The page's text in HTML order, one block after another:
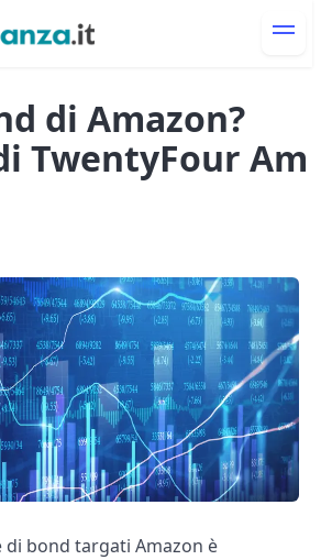
di Amazon?
TwentyFour Am
di bond targati Amazon è